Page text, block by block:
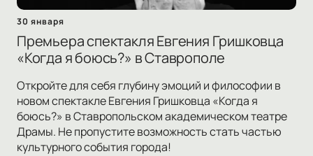
30 января
Премьера спектакля Евгения Гришковца
«Когда я боюсь?» в Ставрополе
Откройте для себя глубину эмоций и философии в
новом спектакле Евгения Гришковца «Когда я
боюсь?» в Ставропольском академическом театре
Драмы. Не пропустите возможность стать частью
культурного события города!